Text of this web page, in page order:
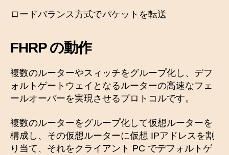
ロードバランス方式でパケットを転送
FHRP の動作
複数のルーターやスィッチをグループ化し、デフ
ォルトゲートウェイとなるルーターの高速なフェ
ールオーバーを実現させるプロトコルです。
複数のルーターをグループ化して仮想ルーターを
構成し、その仮想ルーターに仮想 IPアドレスを割
り当て、それをクライアント PC でデフォルトゲ